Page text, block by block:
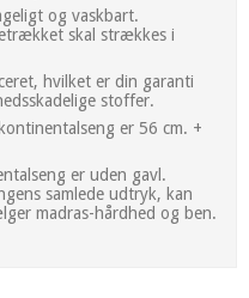
og vaskbart.
skal strækkes i
hvilket er din garanti
stoffer.
er 56 cm. +
er uden gavl.
samlede udtryk, kan
madras-hårdhed og ben.